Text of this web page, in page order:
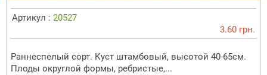
Артикул : 20527
3.60 грн.
Раннеспелый сорт. Куст штамбовый, высотой 40-65см.
Плоды округлой формы, ребристые,...